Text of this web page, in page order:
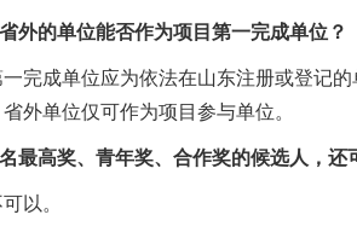
外的单位能否作为项目第一完成单位？
完成单位应为依法在山东注册或登记
外单位仅可作为项目参与单位。
最高奖、青年奖、合作奖的候选人，
以。